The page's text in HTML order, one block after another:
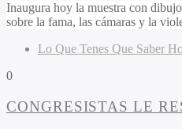
Inaugura hoy la muestra con
sobre la fama, las cámaras y la
Lo Que Tenes Que Saber
0
CONGRESISTAS LE